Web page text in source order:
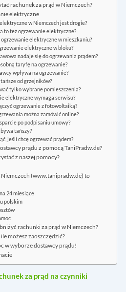
rachunek za prąd w Niemczech?
elektryczne
w Niemczech jest drogie?
to też ogrzewanie elektryczne?
ogrzewanie elektryczne w mieszkaniu?
elektryczne w bloku?
nadaje się do ogrzewania prądem?
taryfę na ogrzewanie?
wpływa na ogrzewanie?
od grzejników?
tylko wybrane pomieszczenia?
elektryczne wymaga serwisu?
ogrzewanie z fotowoltaiką?
można zamówić online?
po podpisaniu umowy?
tańszy?
jeśli chcę ogrzewać prądem?
prądu z pomocą TaniPradw.de?
z naszej pomocy?
Niemczech (www.tanipradw.de) to
24 miesiące
polskim
rachunki za prąd w Niemczech?
możesz zaoszczędzić?
w wyborze dostawcy prądu!
za prąd na czynniki